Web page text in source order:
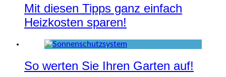
Mit diesen Tipps ganz einfach
Heizkosten sparen!
So werten Sie Ihren Garten auf!